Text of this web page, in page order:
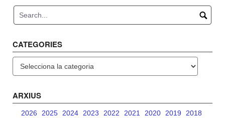
CATEGORIES
ARXIUS
2026 2025 2024 2023 2022 2021 2020 2019
2018